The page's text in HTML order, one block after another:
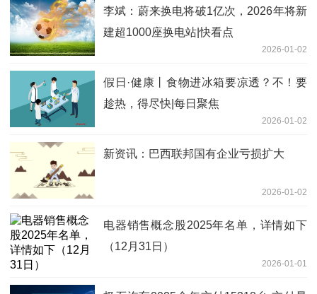
李斌：蔚来换电将破1亿次，2026年将新
建超1000座换电站|快看点
2026-01-02
假日·健康丨食物进冰箱要凉透？不！要
趁热，得尽快|每日聚焦
2026-01-02
新资讯：巴西联邦国有企业亏损扩大
2026-01-02
电器销售概念股2025年名单，详情如下
（12月31日）
2026-01-01